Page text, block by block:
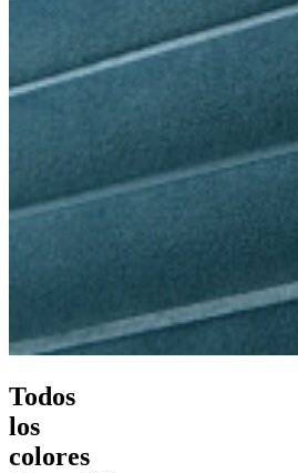
Todos
los
colores